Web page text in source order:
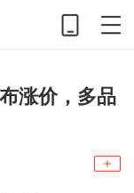
涨价，多品